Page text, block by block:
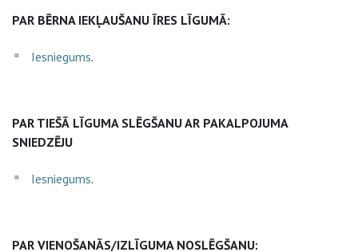
PAR BĒRNA IEKĻAUŠANU ĪRES LĪGUMĀ:
Iesniegums.
PAR TIEŠĀ LĪGUMA SLĒGŠANU AR PAKALPOJUMA
SNIEDZĒJU
Iesniegums.
PAR VIENOŠANĀS/IZLĪGUMA NOSLĒGŠANU: